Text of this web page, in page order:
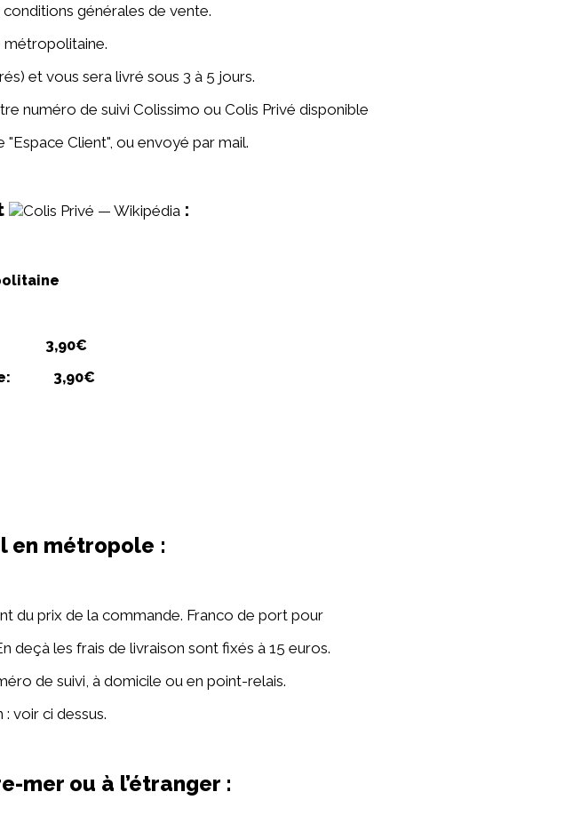
générales de vente.
métropolitaine.
et vous sera livré sous 3 à 5 jours.
numéro de suivi Colissimo ou Colis Privé disponible
Client", ou envoyé par mail.
:
: 3,90€
3,90€
en métropole :
du prix de la commande. Franco de port pour
deçà les frais de livraison sont fixés à 15 euros.
de suivi, à domicile ou en point-relais.
: voir ci dessus.
mer ou à l’étranger :